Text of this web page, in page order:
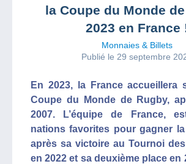
la Coupe du Monde
2023 en France
Monnaies & Billets
Publié le 29 septembre
En 2023, la France accueillera
Coupe du Monde de Rugby,
2007. L’équipe de France,
nations favorites pour gagner
après sa victoire au Tournoi
en 2022 et sa deuxième place en